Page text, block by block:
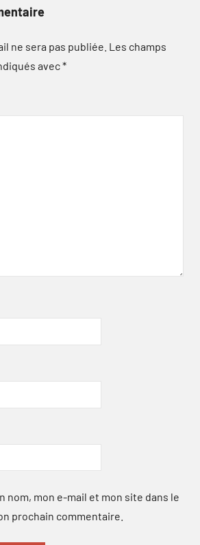
ne sera pas publiée. Les champs
avec*
nom, mon e-mail et mon site dans le
prochain commentaire.